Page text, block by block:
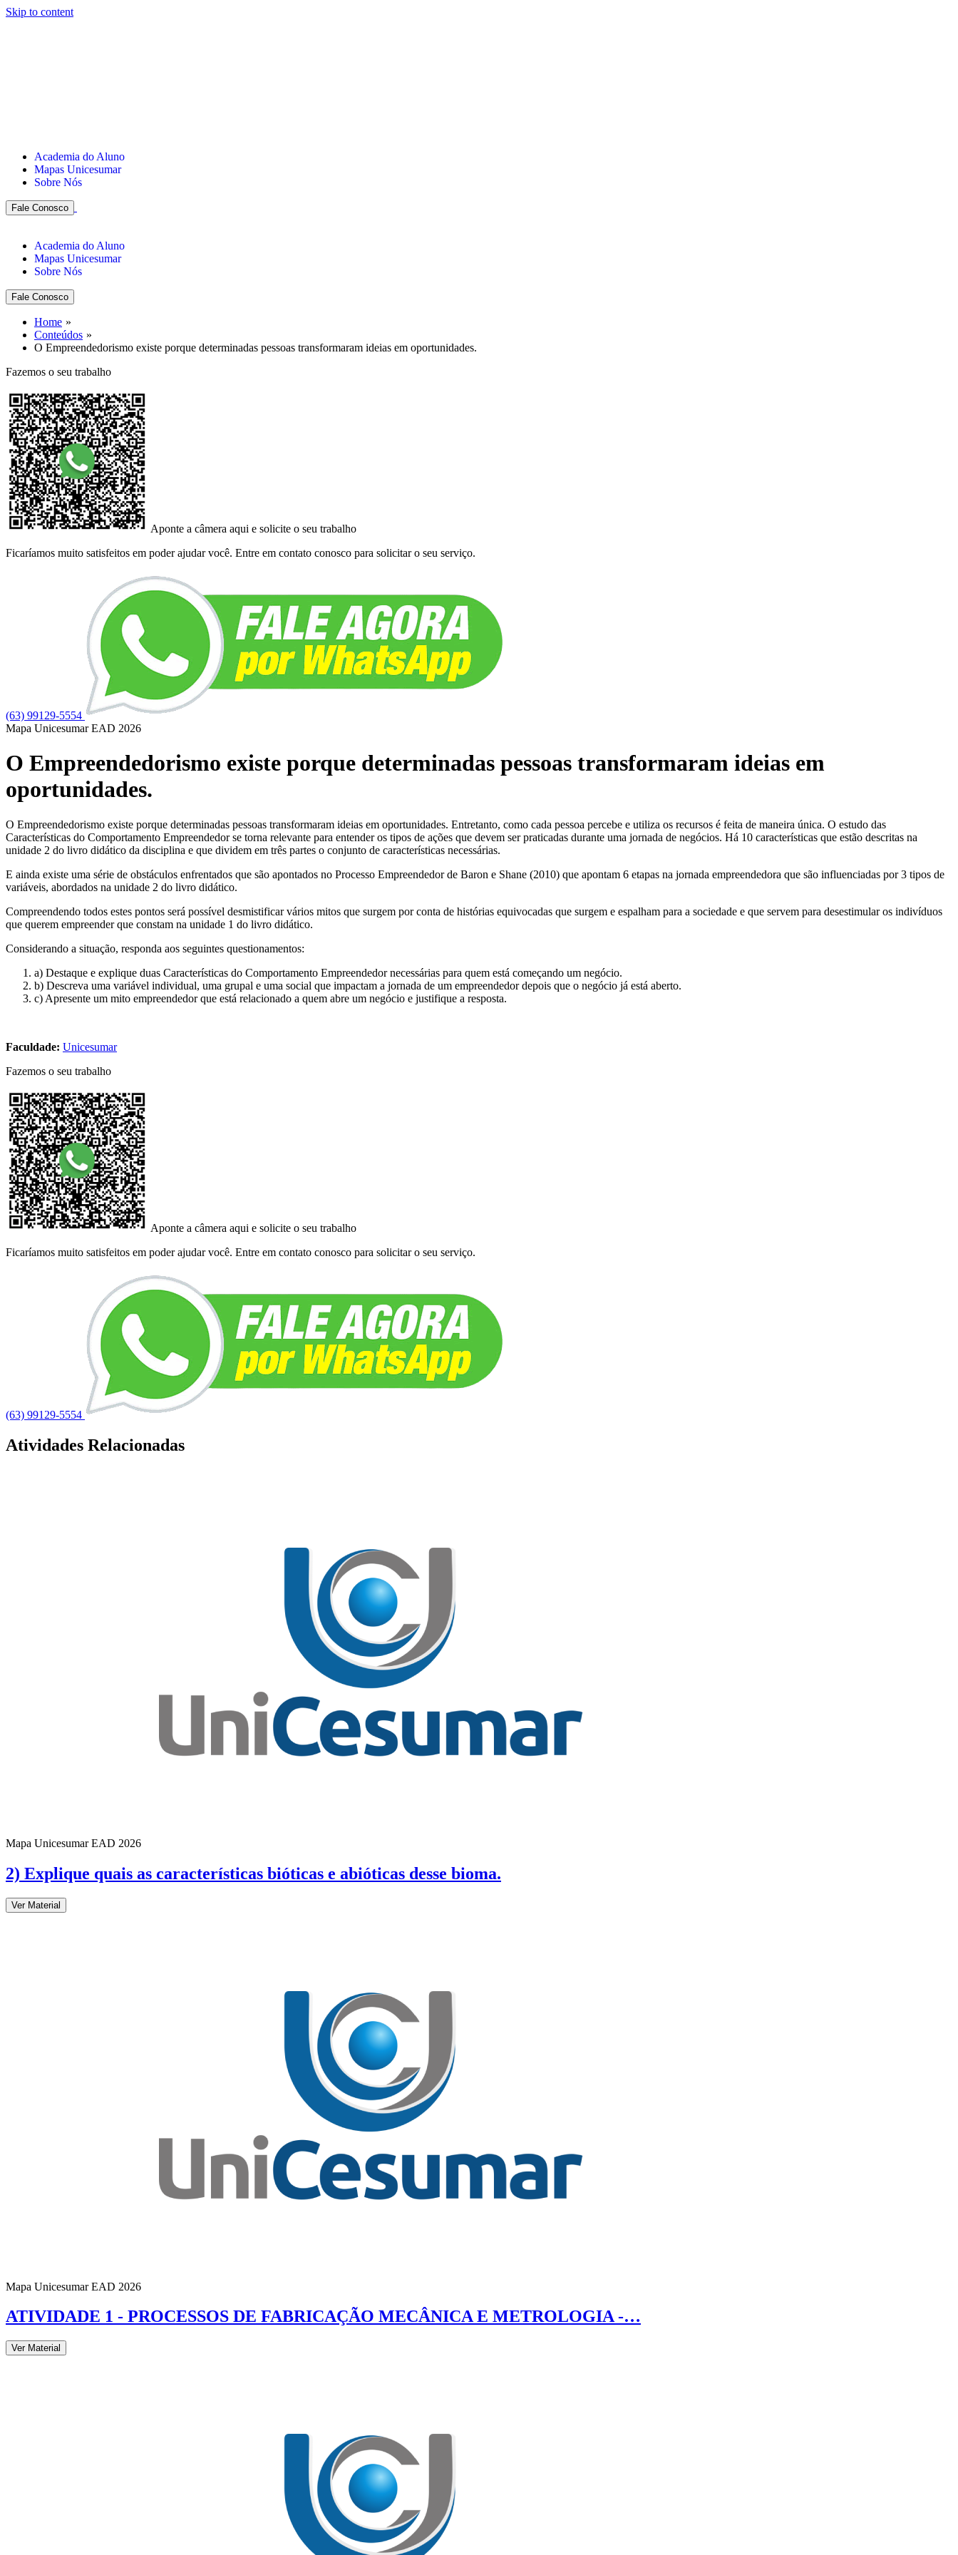
Skip to content
Academia do Aluno
Mapas Unicesumar
Sobre Nós
Fale Conosco
Academia do Aluno
Mapas Unicesumar
Sobre Nós
Fale Conosco
Home
Conteúdos
O Empreendedorismo existe porque determinadas pessoas transformaram ideias em oportunidades.
Fazemos o seu trabalho
Aponte a câmera aqui e solicite o seu trabalho
Ficaríamos muito satisfeitos em poder ajudar você. Entre em contato conosco para solicitar o seu serviço.
(63) 99129-5554
Mapa Unicesumar EAD 2026
O Empreendedorismo existe porque determinadas pessoas transformaram ideias em
oportunidades.
O Empreendedorismo existe porque determinadas pessoas transformaram ideias em oportunidades. Entretanto, como cada pessoa percebe e utiliza os recursos é feita de maneira única. O estudo das
Características do Comportamento Empreendedor se torna relevante para entender os tipos de ações que devem ser praticadas durante uma jornada de negócios. Há 10 características que estão descritas na
unidade 2 do livro didático da disciplina e que dividem em três partes o conjunto de características necessárias.
E ainda existe uma série de obstáculos enfrentados que são apontados no Processo Empreendedor de Baron e Shane (2010) que apontam 6 etapas na jornada empreendedora que são influenciadas por 3 tipos de
variáveis, abordados na unidade 2 do livro didático.
Compreendendo todos estes pontos será possível desmistificar vários mitos que surgem por conta de histórias equivocadas que surgem e espalham para a sociedade e que servem para desestimular os indivíduos
que querem empreender que constam na unidade 1 do livro didático.
Considerando a situação, responda aos seguintes questionamentos:
a) Destaque e explique duas Características do Comportamento Empreendedor necessárias para quem está começando um negócio.
b) Descreva uma variável individual, uma grupal e uma social que impactam a jornada de um empreendedor depois que o negócio já está aberto.
c) Apresente um mito empreendedor que está relacionado a quem abre um negócio e justifique a resposta.
Faculdade: Unicesumar
Fazemos o seu trabalho
Aponte a câmera aqui e solicite o seu trabalho
Ficaríamos muito satisfeitos em poder ajudar você. Entre em contato conosco para solicitar o seu serviço.
(63) 99129-5554
Atividades Relacionadas
Mapa Unicesumar EAD 2026
2) Explique quais as características bióticas e abióticas desse bioma.
Ver Material
Mapa Unicesumar EAD 2026
ATIVIDADE 1 - PROCESSOS DE FABRICAÇÃO MECÂNICA E METROLOGIA -…
Ver Material